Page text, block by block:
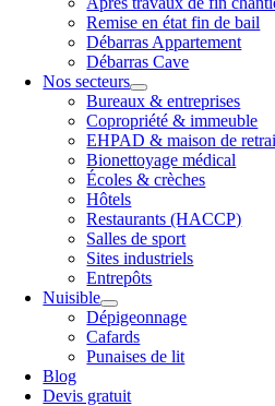
Remise en état fin de bail
Débarras Appartement
Débarras Cave
Nos secteurs
Bureaux & entreprises
Copropriété & immeuble
EHPAD & maison de
Bionettoyage médical
Écoles & crèches
Hôtels
Restaurants (HACCP)
Salles de sport
Sites industriels
Entrepôts
Nuisible
Dépigeonnage
Cafards
Punaises de lit
Blog
Devis gratuit